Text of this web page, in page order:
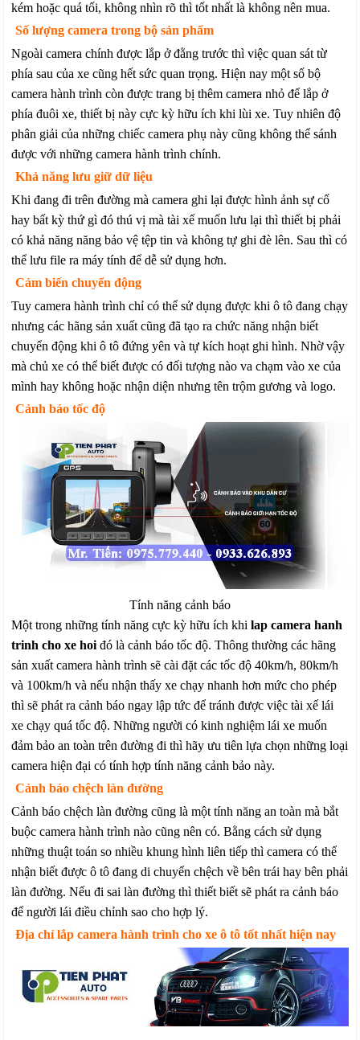
kém hoặc quá tối, không nhìn rõ thì tốt nhất là không nên mua.
Số lượng camera trong bộ sản phẩm
Ngoài camera chính được lắp ở đằng trước thì việc quan sát từ
phía sau của xe cũng hết sức quan trọng. Hiện nay một số bộ
camera hành trình còn được trang bị thêm camera nhỏ để lắp ở
phía đuôi xe, thiết bị này cực kỳ hữu ích khi lùi xe. Tuy nhiên độ
phân giải của những chiếc camera phụ này cũng không thể sánh
được với những camera hành trình chính.
Khả năng lưu giữ dữ liệu
Khi đang đi trên đường mà camera ghi lại được hình ảnh sự cố
hay bất kỳ thứ gì đó thú vị mà tài xế muốn lưu lại thì thiết bị phải
có khả năng năng bảo vệ tệp tin và không tự ghi đè lên. Sau thì có
thể lưu file ra máy tính để dễ sử dụng hơn.
Cảm biến chuyển động
Tuy camera hành trình chỉ có thể sử dụng được khi ô tô đang chạy
nhưng các hãng sản xuất cũng đã tạo ra chức năng nhận biết
chuyển động khi ô tô đứng yên và tự kích hoạt ghi hình. Nhờ vậy
mà chủ xe có thể biết được có đối tượng nào va chạm vào xe của
mình hay không hoặc nhận diện nhưng tên trộm gương và logo.
Cảnh báo tốc độ
Tính năng cảnh báo
Một trong những tính năng cực kỳ hữu ích khilap camera hanh
trinh cho xe hoi đó là cảnh báo tốc độ. Thông thường các hãng
sản xuất camera hành trình sẽ cài đặt các tốc độ 40km/h, 80km/h
và 100km/h và nếu nhận thấy xe chạy nhanh hơn mức cho phép
thì sẽ phát ra cảnh báo ngay lập tức để tránh được việc tài xế lái
xe chạy quá tốc độ. Những người có kinh nghiệm lái xe muốn
đảm bảo an toàn trên đường đi thì hãy ưu tiên lựa chọn những loại
camera hiện đại có tính hợp tính năng cảnh bảo này.
Cảnh báo chệch làn đường
Cảnh báo chệch làn đường cũng là một tính năng an toàn mà bắt
buộc camera hành trình nào cũng nên có. Bằng cách sử dụng
những thuật toán so nhiều khung hình liên tiếp thì camera có thể
nhận biết được ô tô đang di chuyển chệch về bên trái hay bên phải
làn đường. Nếu đi sai làn đường thì thiết biết sẽ phát ra cảnh báo
để người lái điều chỉnh sao cho hợp lý.
Địa chỉ lắp camera hành trình cho xe ô tô tốt nhất hiện nay